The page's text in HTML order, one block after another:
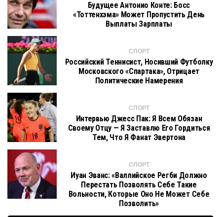
Будущее Антонио Конте: Босс
«Тоттенхэма» Может Пропустить День
Выплаты Зарплаты
СПОРТ
Российский Теннисист, Носивший Футболку
Московского «Спартака», Отрицает
Политические Намерения
СПОРТ
Интервью Джесс Пак: Я Всем Обязан
Своему Отцу — Я Заставлю Его Гордиться
Тем, Что Я Фанат Эвертона
СПОРТ
Иуан Эванс: «Валлийское Регби Должно
Перестать Позволять Себе Такие
Вольности, Которые Оно Не Может Себе
Позволить»